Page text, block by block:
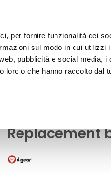
per fornire funzionalità dei
sul modo in cui utilizzi
pubblicità e social media, i
loro o che hanno raccolto dal
Replacement